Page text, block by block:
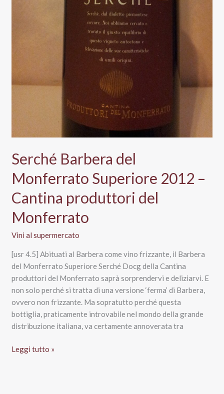
Serché Barbera del
Monferrato Superiore 2012 –
Cantina produttori del
Monferrato
Vini al supermercato
[usr 4.5] Abituati al Barbera come vino frizzante, il Barbera
del Monferrato Superiore Serché Docg della Cantina
produttori del Monferrato saprà sorprendervi e deliziarvi. E
non solo perché si tratta di una versione ‘ferma’ di Barbera,
ovvero non frizzante. Ma sopratutto perché questa
bottiglia, praticamente introvabile nel mondo della grande
distribuzione italiana, va certamente annoverata tra
Serché
Leggi tutto »